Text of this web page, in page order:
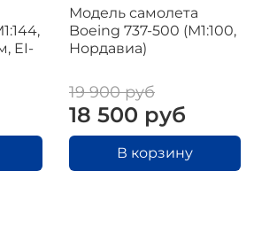
EI-
Модель самолета
Boeing 737-500 (М1:100,
Нордавиа)
19 900 руб
18 500 руб
В корзину